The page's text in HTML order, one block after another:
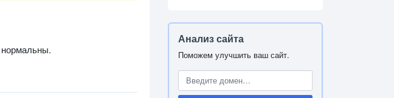
нормальны.
Анализ сайта
Поможем улучшить ваш сайт.